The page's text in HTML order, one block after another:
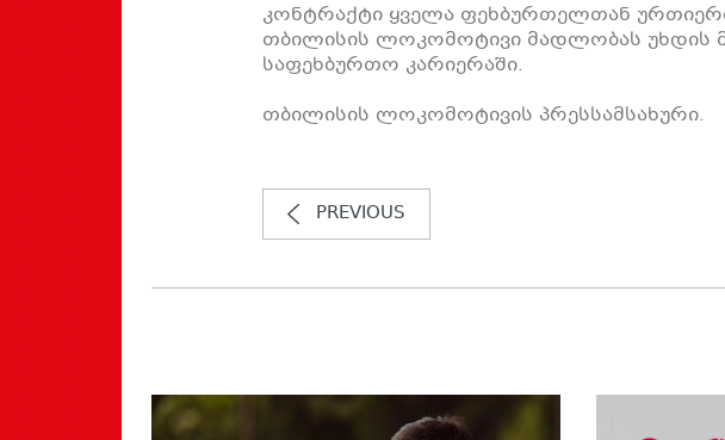
კონტრაქტი ყველა ფეხბურთელთან
თბილისის ლოკომოტივი მადლობას უხდის
საფეხბურთო კარიერაში.
თბილისის ლოკომოტივის პრესსამსახური.
PREVIOUS